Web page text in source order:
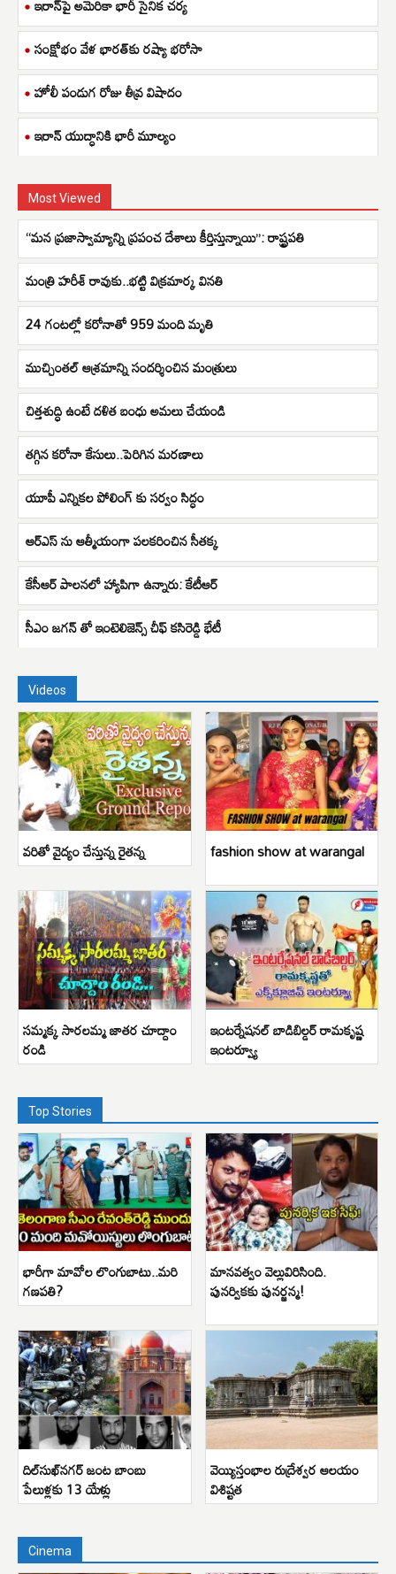
సంక్షోభం వేళ భారత్‌కు రష్యా భరోసా
హోలీ పండుగ రోజు తీవ్ర విషాదం
ఇరాన్ యుద్ధానికి భారీ మూల్యం
Most Viewed
“మన ప్రజాస్వామ్యాన్ని ప్రపంచ దేశాలు కీర్తిస్తున్నాయి”: రాష్ట్రపతి
మంత్రి హరీశ్ రావుకు..భట్టి విక్రమార్క వినతి
24 గంటల్లో కరోనాతో 959 మంది మృతి
ముచ్చింతల్ ఆశ్రమాన్ని సందర్శించిన మంత్రులు
చిత్తశుద్ధి ఉంటే దళిత బంధు అమలు చేయండి
తగ్గిన కరోనా కేసులు..పెరిగిన మరణాలు
యూపీ ఎన్నికల పోలింగ్ కు సర్వం సిద్ధం
ఆర్ఎస్ ను ఆత్మీయంగా పలకరించిన సీతక్క
కేసీఆర్ పాలనలో హ్యాపిగా ఉన్నారు: కేటీఆర్
సీఎం జగన్ తో ఇంటెలిజెన్స్ చీఫ్ కసిరెడ్డి భేటీ
Videos
వరితో వైద్యం చేస్తున్న రైతన్న fashion show at warangal
సమ్మక్క సారలమ్మ జాతర చూద్దాం
రండి
ఇంటర్నేషనల్ బాడిబిల్డర్ రామకృష్ణ
ఇంటర్వ్యూ
Top Stories
భారీగా మావోల లొంగుబాటు..మరి
గణపతి?
మానవత్వం వెల్లువిరిసింది.
పునర్వికకు పునర్జన్మ!
దిల్‌సుఖ్‌నగర్ జంట బాంబు
పేలుళ్లకు 13 యేళ్లు
వెయ్యిస్తంభాల రుద్రేశ్వర ఆలయం
విశిష్టత
Cinema